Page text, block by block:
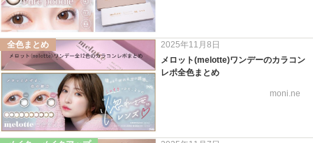
全色まとめ
2025年11月8日
メロット(melotte)ワンデーのカラコン
レポ全色まとめ
moni.ne